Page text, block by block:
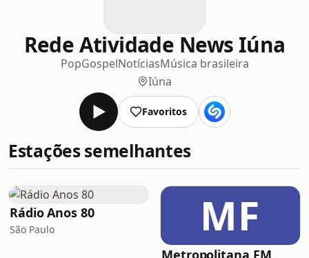
Rede Atividade News Iúna
PopGospelNotíciasMúsica brasileira
Iúna
Favoritos
Estações semelhantes
Rádio Anos 80
São Paulo MF
Metropolitana FM